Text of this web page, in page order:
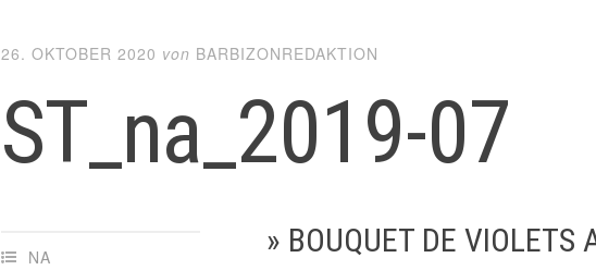
26. OKTOBER 2020 von BARBIZONREDAKTION
ST_na_2019-07
NA » BOUQUET DE VIOLETS